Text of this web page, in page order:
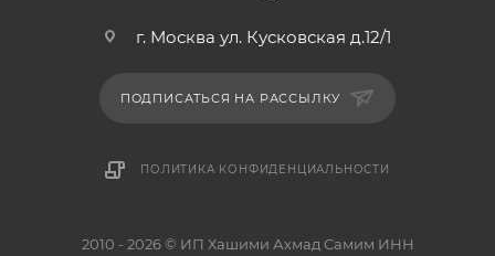
г. Москва ул. Кусковская д.12/1
ПОДПИСАТЬСЯ НА РАССЫЛКУ
ПОЛИТИКА КОНФИДЕНЦИАЛЬНОСТИ
2010 - 2026 © ИП Хашими Ахмад Самим ИНН